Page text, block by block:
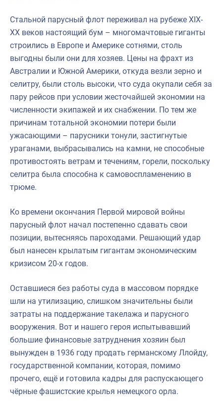
Стальной парусный флот переживал на рубеже XIX-
XX веков настоящий бум – многомачтовые гиганты
строились в Европе и Америке сотнями, столь
выгодны были они для хозяев. Цены на фрахт из
Австралии и Южной Америки, откуда везли зерно и
селитру, были столь высоки, что суда окупали себя за
пару рейсов при условии жесточайшей экономии на
численности экипажей и их снабжении. По тем же
причинам тотальной экономии потери были
ужасающими – парусники тонули, застигнутые
ураганами, выбрасывались на камни, не способные
противостоять ветрам и течениям, горели, поскольку
селитра была способна к самовоспламенению в
трюме.
Ко времени окончания Первой мировой войны
парусный флот начал постепенно сдавать свои
позиции, вытесняясь пароходами. Решающий удар
был нанесен крылатым гигантам экономическим
кризисом 20-х годов.
Оставшиеся без работы суда в массовом порядке
шли на утилизацию, слишком значительны были
затраты на поддержание такелажа и парусного
вооружения. Вот и нашего героя испытывавший
большие финансовые затруднения хозяин был
вынужден в 1936 году продать германскому Ллойду,
государственной компании, которая, помимо
прочего, ещё и готовила кадры для распускающего
чёрные фашистские крылья немецкого орла.